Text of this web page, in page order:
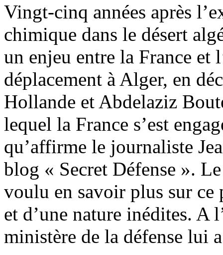
Vingt-cinq années après
chimique dans le désert
un enjeu entre la France et
déplacement à Alger, en
Hollande et Abdelaziz
lequel la France s’est
qu’affirme le journaliste
blog « Secret Défense ».
voulu en savoir plus sur
et d’une nature inédites. A
ministère de la défense lui